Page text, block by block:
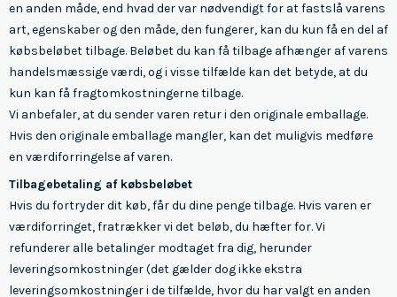
en anden måde, end hvad der var nødvendigt for at fastslå varens
art, egenskaber og den måde, den fungerer, kan du kun få en del af
købsbeløbet tilbage. Beløbet du kan få tilbage afhænger af varens
handelsmæssige værdi, og i visse tilfælde kan det betyde, at du
kun kan få fragtomkostningerne tilbage.
Vi anbefaler, at du sender varen retur i den originale emballage.
Hvis den originale emballage mangler, kan det muligvis medføre
en værdiforringelse af varen.
Tilbagebetaling af købsbeløbet
Hvis du fortryder dit køb, får du dine penge tilbage. Hvis varen er
værdiforringet, fratrækker vi det beløb, du hæfter for. Vi
refunderer alle betalinger modtaget fra dig, herunder
leveringsomkostninger (det gælder dog ikke ekstra
leveringsomkostninger i de tilfælde, hvor du har valgt en anden